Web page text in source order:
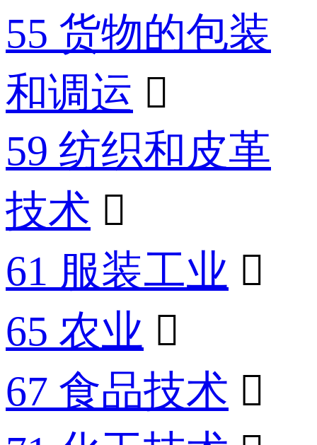
55 货物的包装
和调运 
59 纺织和皮革
技术 
61 服装工业 
65 农业 
67 食品技术 